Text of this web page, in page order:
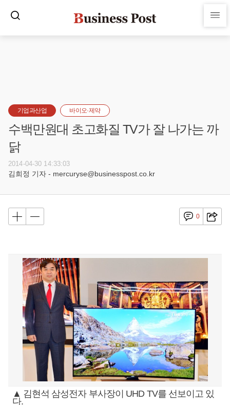
기업과산업 바이오·제약
수백만원대 초고화질 TV가 잘 나가는 까
닭
2014-04-30 14:33:03
김희정 기자 - mercuryse@businesspost.co.kr
0
▲ 김현석 삼성전자 부사장이 UHD TV를 선보이고 있
다.